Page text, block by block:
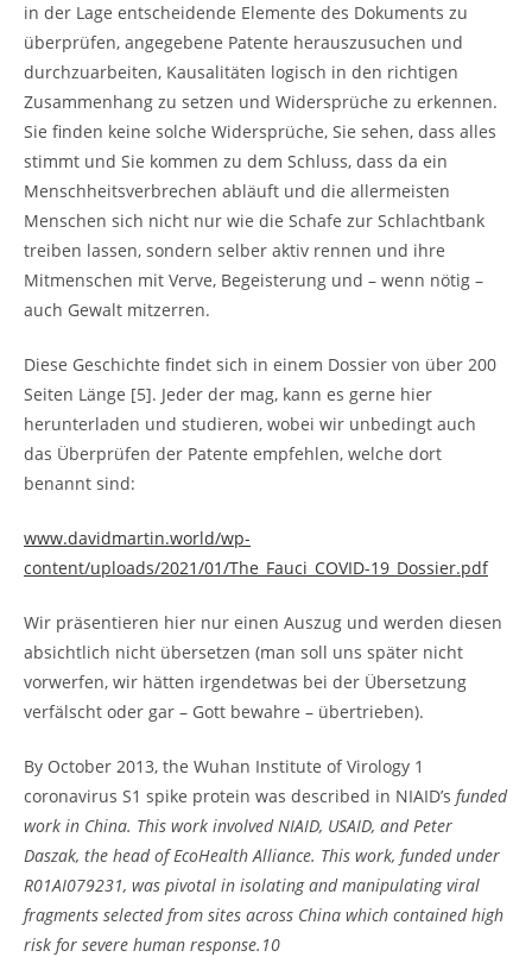
in der Lage entscheidende Elemente des Dokuments zu
überprüfen, angegebene Patente herauszusuchen und
durchzuarbeiten, Kausalitäten logisch in den richtigen
Zusammenhang zu setzen und Widersprüche zu erkennen.
Sie finden keine solche Widersprüche, Sie sehen, dass alles
stimmt und Sie kommen zu dem Schluss, dass da ein
Menschheitsverbrechen abläuft und die allermeisten
Menschen sich nicht nur wie die Schafe zur Schlachtbank
treiben lassen, sondern selber aktiv rennen und ihre
Mitmenschen mit Verve, Begeisterung und – wenn nötig –
auch Gewalt mitzerren.
Diese Geschichte findet sich in einem Dossier von über 200
Seiten Länge [5]. Jeder der mag, kann es gerne hier
herunterladen und studieren, wobei wir unbedingt auch
das Überprüfen der Patente empfehlen, welche dort
benannt sind:
www.davidmartin.world/wp-
content/uploads/2021/01/The_Fauci_COVID-19_Dossier.pdf
Wir präsentieren hier nur einen Auszug und werden diesen
absichtlich nicht übersetzen (man soll uns später nicht
vorwerfen, wir hätten irgendetwas bei der Übersetzung
verfälscht oder gar – Gott bewahre – übertrieben).
By October 2013, the Wuhan Institute of Virology 1
coronavirus S1 spike protein was described in NIAID’s funded
work in China. This work involved NIAID, USAID, and Peter
Daszak, the head of EcoHealth Alliance. This work, funded under
R01AI079231, was pivotal in isolating and manipulating viral
fragments selected from sites across China which contained high
risk for severe human response. 10